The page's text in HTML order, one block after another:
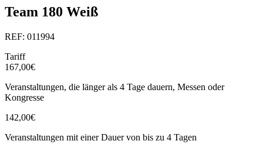
Team 180 Weiß
REF: 011994
Tariff
167,00€
Veranstaltungen, die länger als 4 Tage dauern, Messen oder
Kongresse
142,00€
Veranstaltungen mit einer Dauer von bis zu 4 Tagen